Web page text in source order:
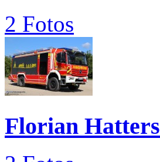
2 Fotos
Florian